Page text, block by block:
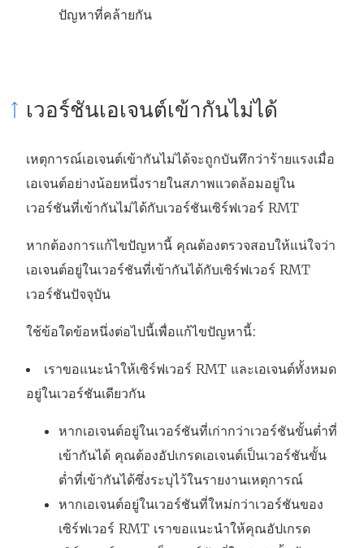
ปัญหาที่คล้ายกัน
เวอร์ชันเอเจนต์เข้ากันไม่ได้
เหตุการณ์เอเจนต์เข้ากันไม่ได้จะถูกบันทึกว่าร้ายแรงเมื่อ
เอเจนต์อย่างน้อยหนึ่งรายในสภาพแวดล้อมอยู่ใน
เวอร์ชันที่เข้ากันไม่ได้กับเวอร์ชันเซิร์ฟเวอร์ RMT
หากต้องการแก้ไขปัญหานี้ คุณต้องตรวจสอบให้แน่ใจว่า
เอเจนต์อยู่ในเวอร์ชันที่เข้ากันได้กับเซิร์ฟเวอร์ RMT
เวอร์ชันปัจจุบัน
ใช้ข้อใดข้อหนึ่งต่อไปนี้เพื่อแก้ไขปัญหานี้:
เราขอแนะนำให้เซิร์ฟเวอร์ RMT และเอเจนต์ทั้งหมด
อยู่ในเวอร์ชันเดียวกัน
หากเอเจนต์อยู่ในเวอร์ชันที่เก่ากว่าเวอร์ชันขั้นต่ำที่
เข้ากันได้ คุณต้องอัปเกรดเอเจนต์เป็นเวอร์ชันขั้น
ต่ำที่เข้ากันได้ซึ่งระบุไว้ในรายงานเหตุการณ์
หากเอเจนต์อยู่ในเวอร์ชันที่ใหม่กว่าเวอร์ชันของ
เซิร์ฟเวอร์ RMT เราขอแนะนำให้คุณอัปเกรด